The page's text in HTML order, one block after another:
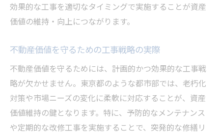
効果的な工事を適切なタイミングで実施することが資産
価値の維持・向上につながります。
不動産価値を守るための工事戦略の実際
不動産価値を守るためには、計画的かつ効果的な工事戦
略が欠かせません。東京都のような都市部では、老朽化
対策や市場ニーズの変化に柔軟に対応することが、資産
価値維持の鍵となります。特に、予防的なメンテナンス
や定期的な改修工事を実施することで、突発的な修繕リ